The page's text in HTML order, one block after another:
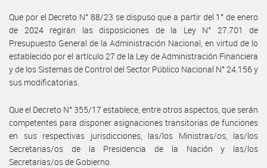
Que por el Decreto N° 88/23 se dispuso que a partir del 1° de enero
de 2024 regirán las disposiciones de la Ley N° 27.701 de
Presupuesto General de la Administración Nacional, en virtud de lo
establecido por el artículo 27 de la Ley de Administración Financiera
y de los Sistemas de Control del Sector Público Nacional N° 24.156 y
sus modificatorias.
Que el Decreto N° 355/17 establece, entre otros aspectos, que serán
competentes para disponer asignaciones transitorias de funciones
en sus respectivas jurisdicciones, las/los Ministras/os, las/los
Secretarias/os de la Presidencia de la Nación y las/los
Secretarias/os de Gobierno.